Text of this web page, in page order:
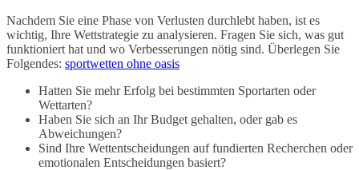
Nachdem Sie eine Phase von Verlusten durchlebt haben, ist es
wichtig, Ihre Wettstrategie zu analysieren. Fragen Sie sich, was gut
funktioniert hat und wo Verbesserungen nötig sind. Überlegen Sie
Folgendes: sportwetten ohne oasis
Hatten Sie mehr Erfolg bei bestimmten Sportarten oder
Wettarten?
Haben Sie sich an Ihr Budget gehalten, oder gab es
Abweichungen?
Sind Ihre Wettentscheidungen auf fundierten Recherchen oder
emotionalen Entscheidungen basiert?